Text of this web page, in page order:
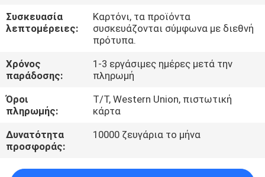
ΠΟΙΟΤΙΚΌΣ
ΜΑΣ
ΕΛΆΤΕ
ΕΠΑΦΉ
ΜΕ
Συσκευασία
λεπτομέρειες:
Καρτόνι, τα προϊόντα
συσκευάζονται σύμφωνα με διεθνή
πρότυπα.
Χρόνος
παράδοσης:
1-3 εργάσιμες ημέρες μετά την
πληρωμή
Όροι
πληρωμής:
T/T, Western Union, πιστωτική
κάρτα
Δυνατότητα
προσφοράς:
10000 ζευγάρια το μήνα